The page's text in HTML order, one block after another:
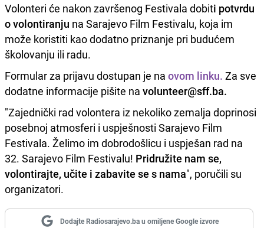
Volonteri će nakon završenog Festivala dobiti potvrdu
o volontiranju na Sarajevo Film Festivalu, koja im
može koristiti kao dodatno priznanje pri budućem
školovanju ili radu.
Formular za prijavu dostupan je na ovom linku. Za sve
dodatne informacije pišite na volunteer@sff.ba.
"Zajednički rad volontera iz nekoliko zemalja doprinosi
posebnoj atmosferi i uspješnosti Sarajevo Film
Festivala. Želimo im dobrodošlicu i uspješan rad na
32. Sarajevo Film Festivalu! Pridružite nam se,
volontirajte, učite i zabavite se s nama", poručili su
organizatori.
Dodajte Radiosarajevo.ba u omiljene Google izvore